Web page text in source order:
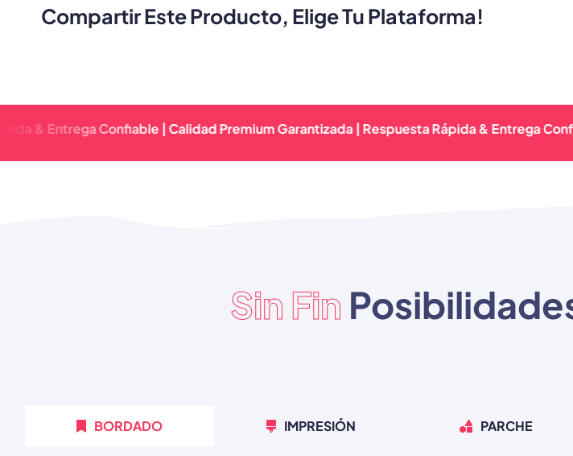
Compartir Este Producto, Elige Tu Plataforma!
Confiable | Calidad Premium Garantizada | Respuesta Rápida & Entrega Confiable |
Sin Fin
BORDADO IMPRESIÓN PARCHE